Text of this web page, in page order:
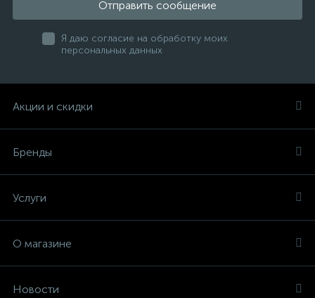
Отправить сообщение
Я даю согласие на обработку моих
персональных данных
Акции и скидки
Бренды
Услуги
О магазине
Новости